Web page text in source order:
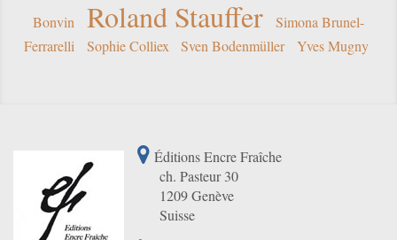
Bonvin
Roland Stauffer
Simona Brunel-
Ferrarelli
Sophie Colliex Sven Bodenmüller Yves Mugny
Éditions Encre Fraîche
ch. Pasteur 30
1209 Genève
Suisse